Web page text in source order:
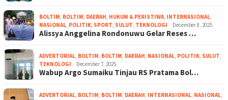
BOLTIM, BOLTIM, DAERAH, HUKUM & PERISTIWA, INTERNASIONAL,
NASIONAL, POLITIK, SPORT, SULUT, TEKNOLOGI December 8, 2025
Alissya Anggelina Rondonuwu Gelar Reses …
ADVERTORIAL, BOLTIM, BOLTIM, DAERAH, NASIONAL, POLITIK, SULUT,
TEKNOLOGI
December 7, 2025
Wabup Argo Sumaiku Tinjau RS Pratama Bol…
ADVERTORIAL, BOLTIM, BOLTIM, DAERAH, INTERNASIONAL, NASIONAL,